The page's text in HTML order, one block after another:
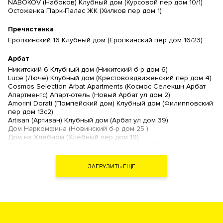
NABOKOV (Набоков) Клубный дом (Курсовой пер дом 10/1)
Остоженка Парк-Палас ЖК (Хилков пер дом 1)
Пречистенка
Еропкинский 16 Клубный дом (Еропкинский пер дом 16/23)
Арбат
Никитский 6 Клубный дом (Никитский б-р дом 6)
Luce (Люче) Клубный дом (Крестовоздвиженский пер дом 4)
Cosmos Selection Arbat Apartments (Космос Селекшн Арбат
Апартментс) Апарт-отель (Новый Арбат ул дом 2)
Amorini Dorati (Помпейский дом) Клубный дом (Филипповский
пер дом 13с2)
Artisan (Артизан) Клубный дом (Арбат ул дом 39)
Дом Наркомфина (Новинский б-р дом 25 )
Дом на Хлебном (Хлебный пер дом 19)
Звезды Арбата Комплекс апартаментов (Новый Арбат ул дом
Turandot Residences (Турандот Резиденсес) Клубный дом
б-р дом 12)
ЗАГРУЗИТЬ ЕЩЕ